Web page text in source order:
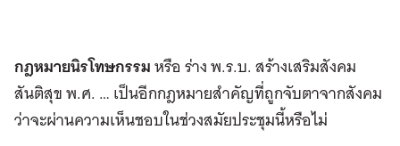
กฎหมายนิรโทษกรรมหรือ ร่าง พ.ร.บ. สร้างเสริมสังคม
สันติสุข พ.ศ. … เป็นอีกกฎหมายสำคัญที่ถูกจับตาจากสังคม
ว่าจะผ่านความเห็นชอบในช่วงสมัยประชุมนี้หรือไม่